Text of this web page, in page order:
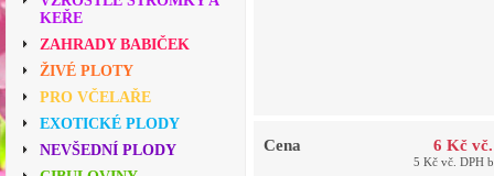
KEŘE
ZAHRADY BABIČEK
ŽIVÉ PLOTY
PRO VČELAŘE
EXOTICKÉ PLODY
NEVŠEDNÍ PLODY
Cena 6 Kč
5 Kč vč. DPH